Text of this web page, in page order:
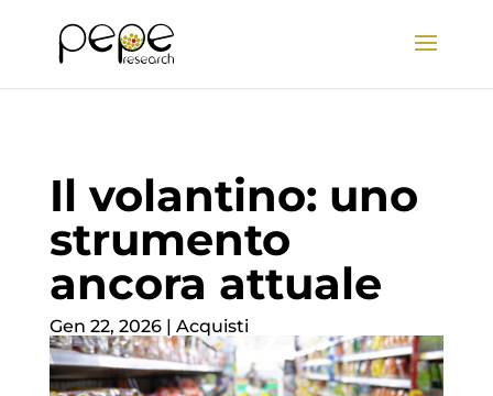
Il volantino: uno
strumento
ancora attuale
Gen 22, 2026| Acquisti